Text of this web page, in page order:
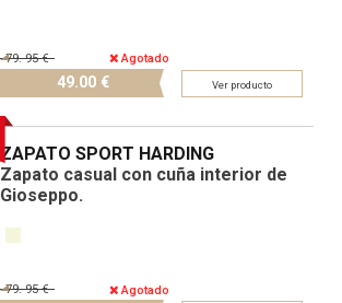
Agotado
79.95 €
49.00 € Ver producto
ZAPATO SPORT HARDING
Zapato casual con cuña interior de
Gioseppo.
Agotado
79.95 €